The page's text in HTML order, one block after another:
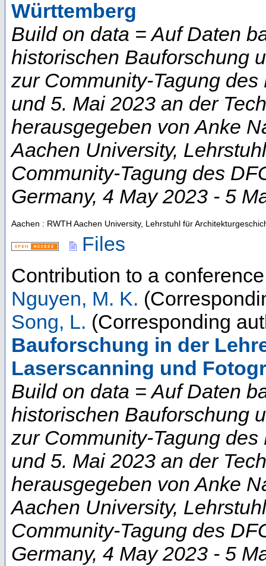
Württemberg
Build on data = Auf Daten
historischen Bauforschung
zur Community-Tagung
und 5. Mai 2023 an der
herausgegeben von Anke
Aachen University,
Community-Tagung des
Germany, 4 May 2023 - 5
Aachen : RWTH Aachen University, Lehrstuhl für
Files
Contribution to a
Nguyen, M. K.
Song, L. (Corresponding
Bauforschung in der
Laserscanning und
Build on data = Auf Daten
historischen Bauforschung
zur Community-Tagung
und 5. Mai 2023 an der
herausgegeben von Anke
Aachen University,
Community-Tagung des
Germany, 4 May 2023 - 5